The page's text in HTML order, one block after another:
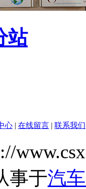
站
心 | 在线留言 | 联系我们
事于汽